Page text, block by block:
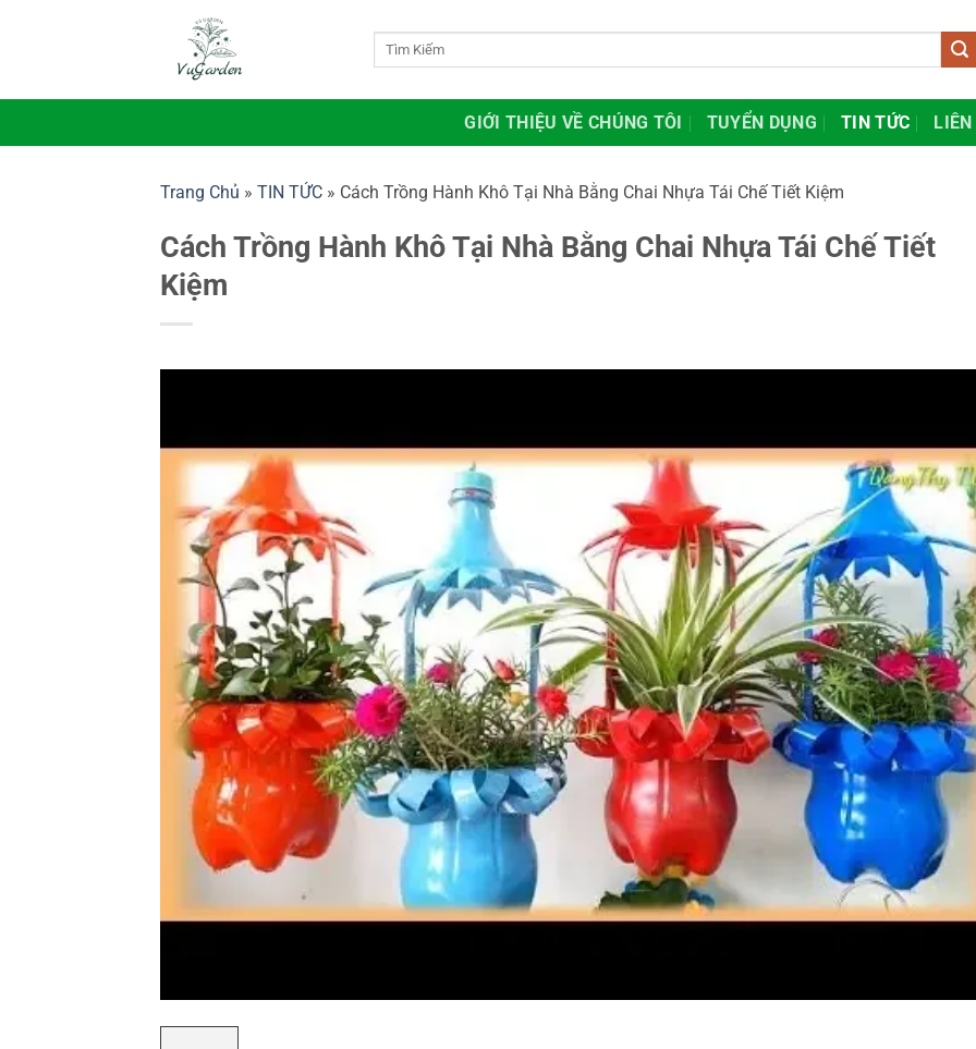
dung
GIỚI THIỆU VỀ CHÚNG TÔI TUYỂN DỤNG TIN TỨC LIÊN
Trang Chủ » TIN TỨC » Cách Trồng Hành Khô Tại Nhà Bằng Chai Nhựa Tái Chế Tiết Kiệm
Cách Trồng Hành Khô Tại Nhà Bằng Chai Nhựa Tái Chế Tiết
Kiệm